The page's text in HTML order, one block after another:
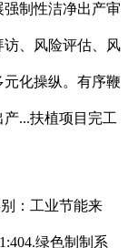
制性洁净出产审
、风险评估、风
化操纵。有序鞭
...扶植项目完工
：工业节能来
绿色制制系